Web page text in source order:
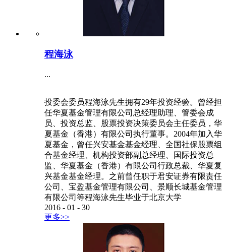
程海泳
...
投委会委员程海泳先生拥有29年投资经验。曾经担
任华夏基金管理有限公司总经理助理、管委会成
员、投资总监、股票投资决策委员会主任委员，华
夏基金（香港）有限公司执行董事。2004年加入华
夏基金，曾任兴安基金基金经理、全国社保股票组
合基金经理、机构投资部副总经理、国际投资总
监、华夏基金（香港）有限公司行政总裁、华夏复
兴基金基金经理。之前曾任职于君安证券有限责任
公司、宝盈基金管理有限公司、景顺长城基金管理
有限公司等程海泳先生毕业于北京大学
2016 - 01 - 30
更多>>